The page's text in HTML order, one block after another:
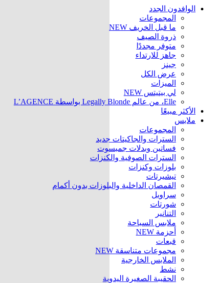
الوافدون الجدد
المجموعات
ما قبل الخريف NEW
ذروة الصيف
متوفر مجددًا
جاهز للارتداء
جينز
عرض الكل
الميزات
لي بيتيتس NEW
Elle، من عالم Legally Blonde بواسطة L’AGENCE
الأكثر مبيعًا
ملابس
المجموعات
السترات والجاكيتات جديد
فساتين وبدلات جمبسوت
السترات الصوفية والكنزات
بلوزات وكنزات
تيشيرتات
القمصان الداخلية والبلوزات بدون أكمام
سراويل
شورتات
التنانير
ملابس السباحة
أحزمة NEW
قبعات
مجموعات متناسقة NEW
الملابس الخارجية
نشط
الحقيبة الصغيرة اليدوية